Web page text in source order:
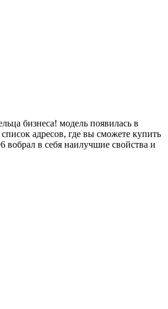
бизнеса! модель появилась в
адресов, где вы сможете купить
вобрал в себя наилучшие свойства и